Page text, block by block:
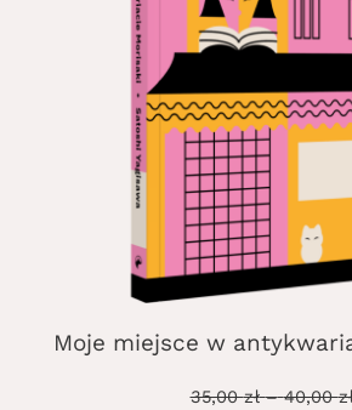
Moje miejsce w
35,00zł – 40,00